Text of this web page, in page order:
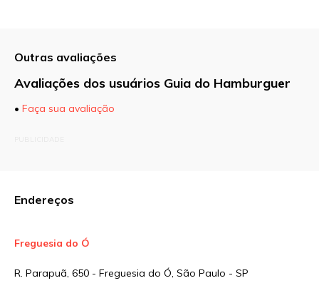
Outras avaliações
Avaliações dos usuários Guia do Hamburguer
• Faça sua avaliação
Endereços
Freguesia do Ó
R. Parapuã, 650 - Freguesia do Ó, São Paulo - SP